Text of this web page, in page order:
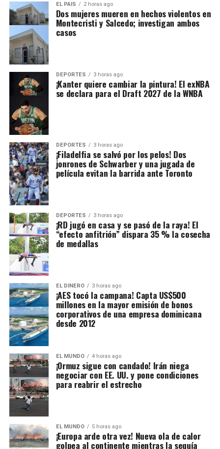
EL PAIS 2 horas ago
Dos mujeres mueren en hechos violentos en
Montecristi y Salcedo; investigan ambos
casos
DEPORTES 3 horas ago
¡Kanter quiere cambiar la pintura! El exNBA
se declara para el Draft 2027 de la WNBA
DEPORTES 3 horas ago
¡Filadelfia se salvó por los pelos! Dos
jonrones de Schwarber y una jugada de
película evitan la barrida ante Toronto
DEPORTES 3 horas ago
¡RD jugó en casa y se pasó de la raya! El
“efecto anfitrión” dispara 35 % la cosecha
de medallas
EL DINERO 3 horas ago
¡AES tocó la campana! Capta US$500
millones en la mayor emisión de bonos
corporativos de una empresa dominicana
desde 2012
EL MUNDO 4 horas ago
¡Ormuz sigue con candado! Irán niega
negociar con EE. UU. y pone condiciones
para reabrir el estrecho
EL MUNDO 5 horas ago
¡Europa arde otra vez! Nueva ola de calor
golpea al continente mientras la sequía